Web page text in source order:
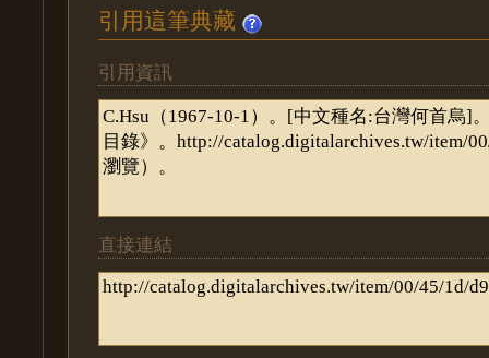
引用這筆典藏
引用資訊
直接連結